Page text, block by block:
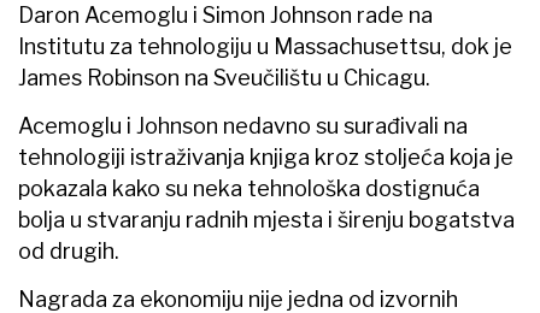
Daron Acemoglu i Simon Johnson rade na
Institutu za tehnologiju u Massachusettsu, dok je
James Robinson na Sveučilištu u Chicagu.
Acemoglu i Johnson nedavno su surađivali na
tehnologiji istraživanja knjiga kroz stoljeća koja je
pokazala kako su neka tehnološka dostignuća
bolja u stvaranju radnih mjesta i širenju bogatstva
od drugih.
Nagrada za ekonomiju nije jedna od izvornih